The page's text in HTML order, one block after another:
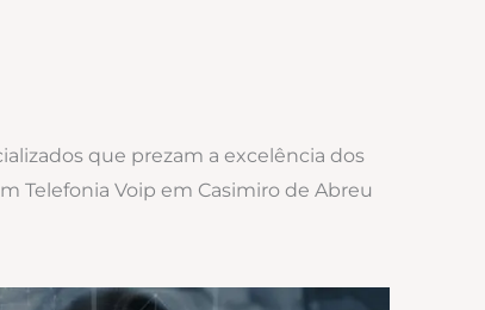
que prezam a excelência dos
Telefonia Voip em Casimiro de Abreu